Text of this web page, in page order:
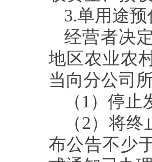
3.单用途预
经营者决
地区农业农
当向分公司
（ 1） 停止
（2） 将终
布公告不少